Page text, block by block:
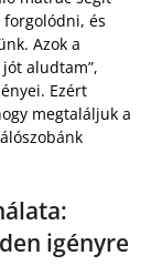
és
Azok a
aludtam”,
Ezért
megtaláljuk a
igényre